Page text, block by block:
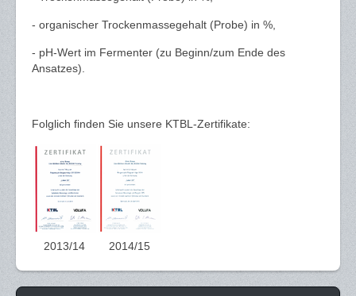
- organischer Trockenmassegehalt (Probe) in %,
- pH-Wert im Fermenter (zu Beginn/zum Ende des
Ansatzes).
Folglich finden Sie unsere KTBL-Zertifikate:
2013/14 2014/15